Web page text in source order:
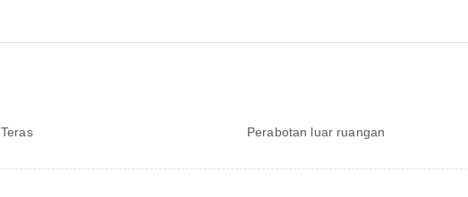
Teras Perabotan luar ruangan